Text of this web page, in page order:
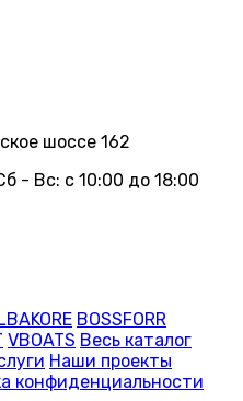
шоссе 162
- Вс: с 10:00 до 18:00
BOSSFORR
VBOATS Весь каталог
Наши проекты
конфиденциальности